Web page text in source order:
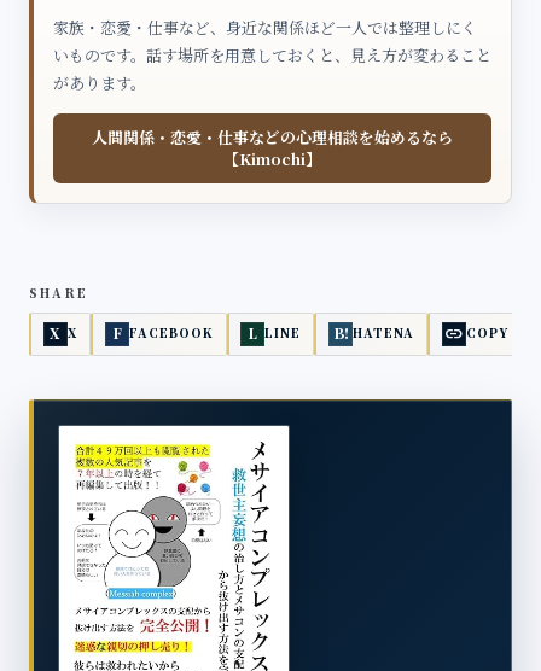
家族・恋愛・仕事など、身近な関係ほど一人では整理しにく
いものです。話す場所を用意しておくと、見え方が変わること
があります。
人間関係・恋愛・仕事などの心理相談を始めるなら
【Kimochi】
SHARE
X X F FACEBOOK L LINE B! HATENA link COPY